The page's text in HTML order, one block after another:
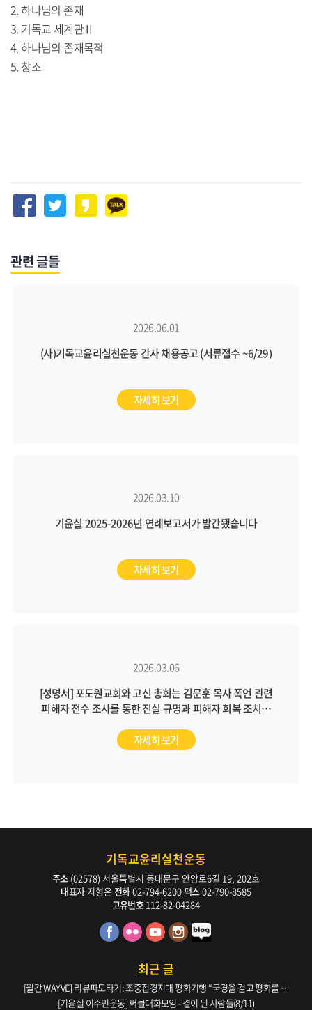
2. 하나님의 존재
3. 기독교 세계관 II
4. 하나님의 존재목적
5. 창조
관련 글들
2026.06.01
(사)기독교윤리실천운동 간사 채용공고 (서류접수 ~6/29)
자세히 보기
2026.03.10
기윤실 2025-2026년 연례보고서가 발간됐습니다
자세히 보기
2026.03.06
[성명서] 포도원교회와 고신 총회는 김문훈 목사 폭언 관련
피해자 전수 조사를 통한 진실 규명과 피해자 회복 조치를
자세히 보기
기독교윤리실천운동
주소 (02578) 서울특별시 동대문구 안암로6길 19, 202호
대표자지형은 전화02-794-6200팩스 02-790-8585
고유번호 112-82-04284
최근 글
[월간 WAYVE] 리뷰파도타기: 조중접경지대 평화기행 “국경을 걷고 평화를 생
각하다” _ 105호
[기윤실 이주민운동] 써클대화모임 - 곁이 된 사람들(8/11)